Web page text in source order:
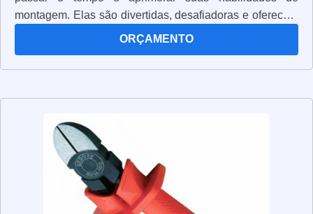
montagem. Elas são divertidas, desafiadoras e oferecem
a oportunidade de criar algo único e especial. As caixas
divertido e desafiador. Elas vêm com todas as peças
detalhadas para ajudar a guiar o processo. Além disso,
as caixas de montagem são uma ótima maneira de
desenvolver habilidades de montagem, como ler
instruções, seguir diagramas e trabalhar com
ferramentas. Elas também podem ajudar a desenvolver
habilidades de resolução de problemas, pois exigem que
você pense de forma criativa para encontrar soluções. As
ORÇAMENTO